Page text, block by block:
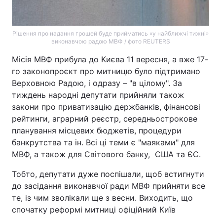
Рішення про надання грошей буде прийматись «у найближчі тижні»
виконавчою радою МВФ / фото REUTERS
Місія МВФ прибула до Києва 11 вересня, а вже 17-
го законопроєкт про митницю було підтримано
Верховною Радою, і одразу – "в цілому". За
тиждень народні депутати прийняли також
закони про приватизацію держбанків, фінансові
рейтинги, аграрний реєстр, середньострокове
планування місцевих бюджетів, процедури
банкрутства та ін. Всі ці теми є "маяками" для
МВФ, а також для Світового банку, США та ЄС.
Тобто, депутати дуже поспішали, щоб встигнути
до засідання виконавчої ради МВФ прийняти все
те, із чим зволікали ще з весни. Виходить, що
спочатку реформі митниці офіційний Київ